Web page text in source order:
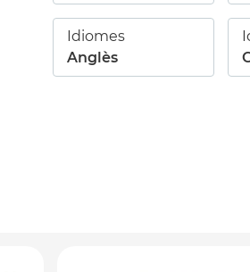
Idiomes
Anglès